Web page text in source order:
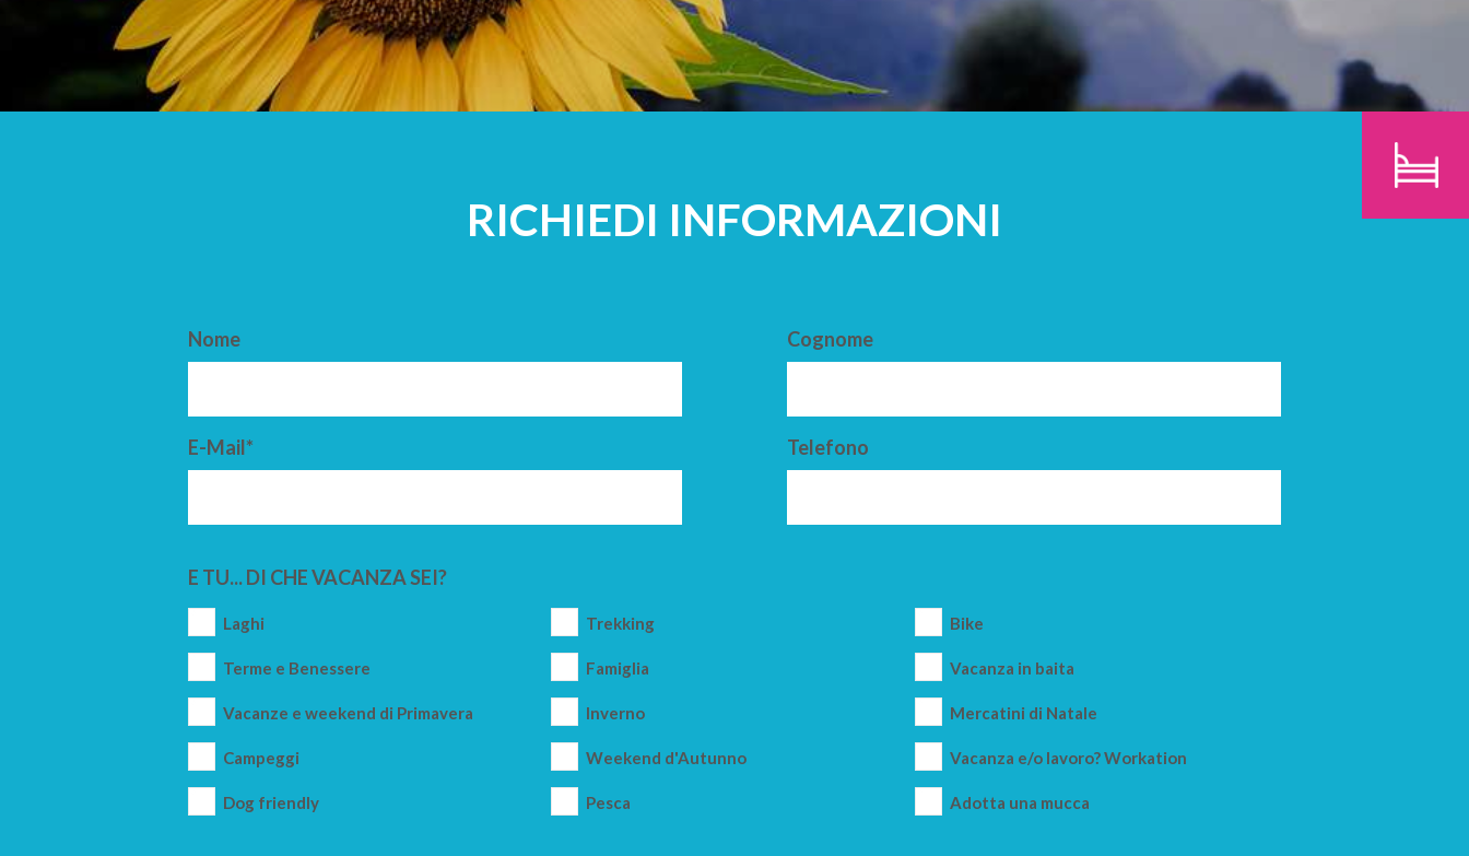
ARRIVO PARTENZA
CERCA
RICHIEDI INFORMAZIONI
Nome Cognome
E-Mail* Telefono
E TU... DI CHE VACANZA SEI?
Laghi Trekking Bike
Terme e Benessere Famiglia Vacanza in baita
Vacanze e weekend di Primavera Inverno Mercatini di Natale
Campeggi Weekend d'Autunno Vacanza e/o lavoro? Workation
Dog friendly Pesca Adotta una mucca